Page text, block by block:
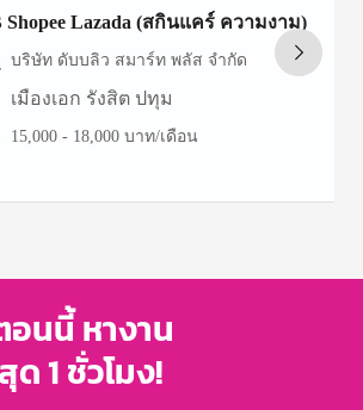
Shopee Lazada (สกินแคร์ ความงาม)
บริษัท ดับบลิว สมาร์ท พลัส จำกัด
เมืองเอก รังสิต ปทุม
15,000 - 18,000 บาท/เดือน
นนี้ หางาน
ด 1 ชั่วโมง!